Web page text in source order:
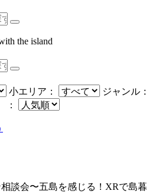
the island
小エリア：
ジャンル：
：
談会〜五島を感じる！XRで島暮